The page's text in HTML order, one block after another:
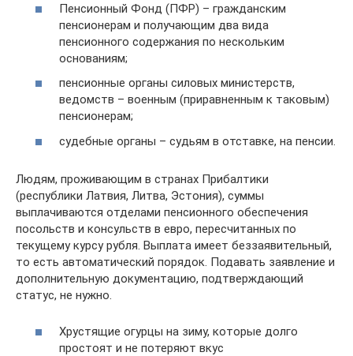
Пенсионный Фонд (ПФР) – гражданским
пенсионерам и получающим два вида
пенсионного содержания по нескольким
основаниям;
пенсионные органы силовых министерств,
ведомств – военным (приравненным к таковым)
пенсионерам;
судебные органы – судьям в отставке, на пенсии.
Людям, проживающим в странах Прибалтики
(республики Латвия, Литва, Эстония), суммы
выплачиваются отделами пенсионного обеспечения
посольств и консульств в евро, пересчитанных по
текущему курсу рубля. Выплата имеет беззаявительный,
то есть автоматический порядок. Подавать заявление и
дополнительную документацию, подтверждающий
статус, не нужно.
Хрустящие огурцы на зиму, которые долго
простоят и не потеряют вкус